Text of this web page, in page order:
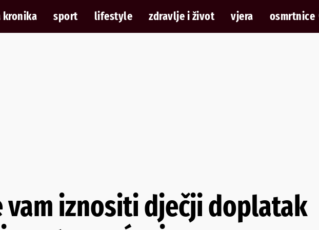
kronika sport lifestyle zdravlje i život vjera osmrtnice
vam iznositi dječji doplatak